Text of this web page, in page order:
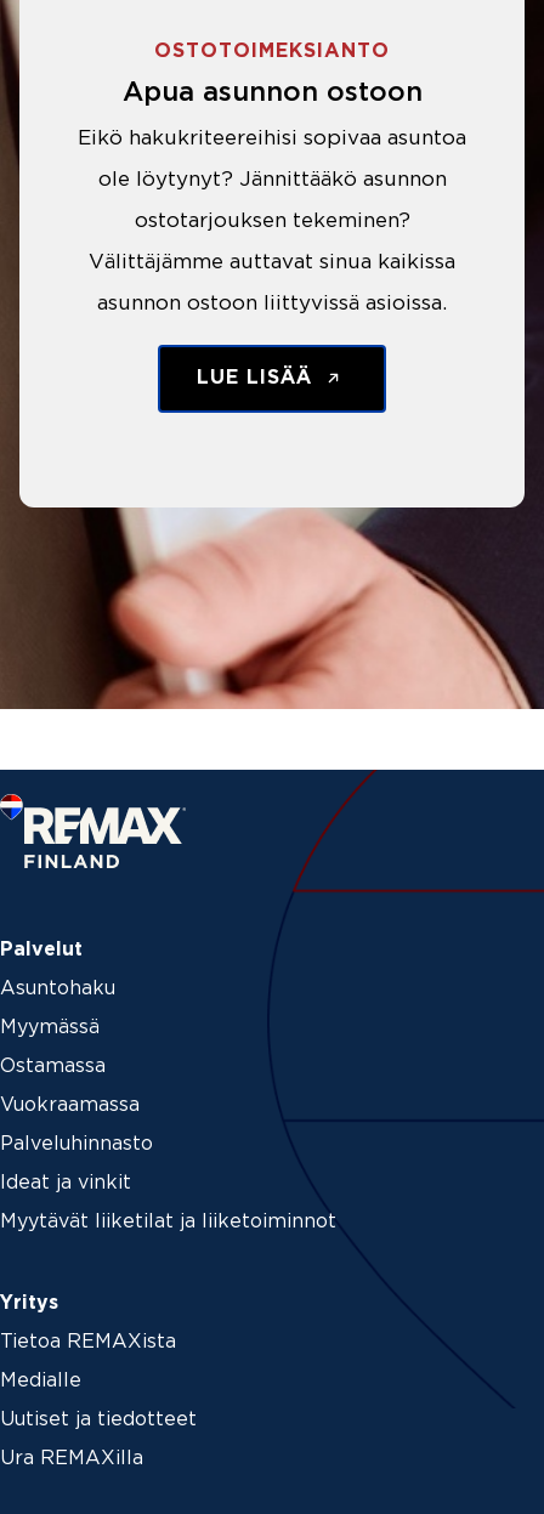
OSTOTOIMEKSIANTO
Apua asunnon ostoon
Eikö hakukriteereihisi sopivaa asuntoa
ole löytynyt? Jännittääkö asunnon
ostotarjouksen tekeminen?
Välittäjämme auttavat sinua kaikissa
asunnon ostoon liittyvissä asioissa.
LUE LISÄÄ
Palvelut
Asuntohaku
Myymässä
Ostamassa
Vuokraamassa
Palveluhinnasto
Ideat ja vinkit
Myytävät liiketilat ja liiketoiminnot
Yritys
Tietoa REMAXista
Medialle
Uutiset ja tiedotteet
Ura REMAXilla